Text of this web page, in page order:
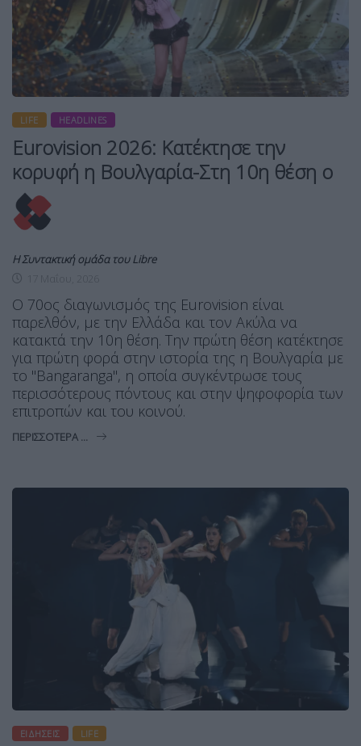
LIFE HEADLINES
Eurovision 2026: Κατέκτησε την
κορυφή η Βουλγαρία-Στη 10η θέση ο
Η Συντακτική ομάδα του Libre
Ο 70ος διαγωνισμός της Eurovision είναι
παρελθόν, με την Ελλάδα και τον Ακύλα να
κατακτά την 10η θέση. Την πρώτη θέση κατέκτησε
για πρώτη φορά στην ιστορία της η Βουλγαρία με
το "Bangaranga", η οποία συγκέντρωσε τους
περισσότερους πόντους και στην ψηφοφορία των
επιτροπών και του κοινού.
ΠΕΡΙΣΣΌΤΕΡΑ ...
ΕΙΔΉΣΕΙΣ LIFE